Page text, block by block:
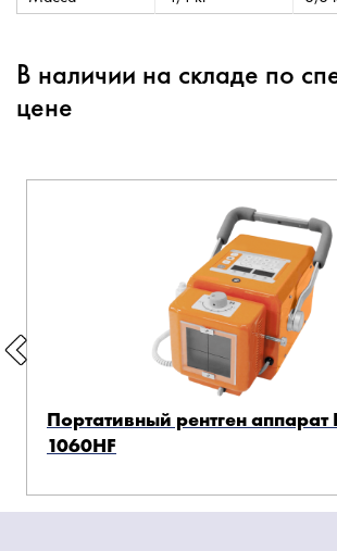
В наличии на складе по
цене
Портативный рентген аппарат
1060HF